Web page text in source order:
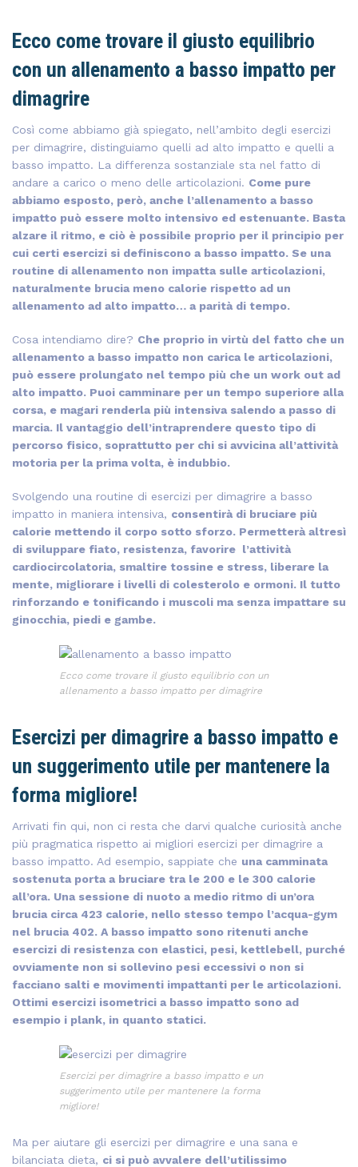
Ecco come trovare il giusto equilibrio
con un allenamento a basso impatto per
dimagrire
Così come abbiamo già spiegato, nell’ambito degli esercizi
per dimagrire, distinguiamo quelli ad alto impatto e quelli a
basso impatto. La differenza sostanziale sta nel fatto di
andare a carico o meno delle articolazioni. Come pure
abbiamo esposto, però, anche l’allenamento a basso
impatto può essere molto intensivo ed estenuante. Basta
alzare il ritmo, e ciò è possibile proprio per il principio per
cui certi esercizi si definiscono a basso impatto. Se una
routine di allenamento non impatta sulle articolazioni,
naturalmente brucia meno calorie rispetto ad un
allenamento ad alto impatto… a parità di tempo.
Cosa intendiamo dire? Che proprio in virtù del fatto che un
allenamento a basso impatto non carica le articolazioni,
può essere prolungato nel tempo più che un work out ad
alto impatto. Puoi camminare per un tempo superiore alla
corsa, e magari renderla più intensiva salendo a passo di
marcia. Il vantaggio dell’intraprendere questo tipo di
percorso fisico, soprattutto per chi si avvicina all’attività
motoria per la prima volta, è indubbio.
Svolgendo una routine di esercizi per dimagrire a basso
impatto in maniera intensiva, consentirà di bruciare più
calorie mettendo il corpo sotto sforzo. Permetterà altresì
di sviluppare fiato, resistenza, favorire l’attività
cardiocircolatoria, smaltire tossine e stress, liberare la
mente, migliorare i livelli di colesterolo e ormoni. Il tutto
rinforzando e tonificando i muscoli ma senza impattare su
ginocchia, piedi e gambe.
Ecco come trovare il giusto equilibrio con un
allenamento a basso impatto per dimagrire
Esercizi per dimagrire a basso impatto e
un suggerimento utile per mantenere la
forma migliore!
Arrivati fin qui, non ci resta che darvi qualche curiosità anche
più pragmatica rispetto ai migliori esercizi per dimagrire a
basso impatto. Ad esempio, sappiate che una camminata
sostenuta porta a bruciare tra le 200 e le 300 calorie
all’ora. Una sessione di nuoto a medio ritmo di un’ora
brucia circa 423 calorie, nello stesso tempo l’acqua-gym
nel brucia 402. A basso impatto sono ritenuti anche
esercizi di resistenza con elastici, pesi, kettlebell, purché
ovviamente non si sollevino pesi eccessivi o non si
facciano salti e movimenti impattanti per le articolazioni.
Ottimi esercizi isometrici a basso impatto sono ad
esempio i plank, in quanto statici.
Esercizi per dimagrire a basso impatto e un
suggerimento utile per mantenere la forma
migliore!
Ma per aiutare gli esercizi per dimagrire e una sana e
bilanciata dieta, ci si può avvalere dell’utilissimo